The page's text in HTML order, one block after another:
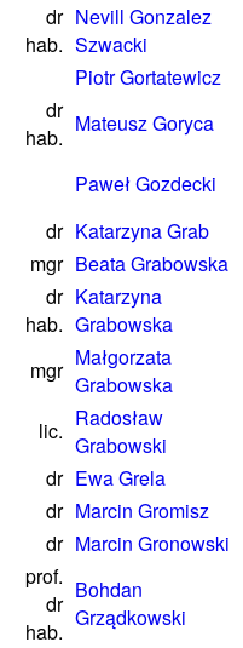
dr
hab.
Nevill Gonzalez
Szwacki
Piotr Gortatewicz
dr
hab.
Mateusz Goryca
Paweł Gozdecki
dr Katarzyna Grab
mgr Beata Grabowska
dr
hab.
Katarzyna
Grabowska
mgr Małgorzata
Grabowska
lic. Radosław
Grabowski
dr Ewa Grela
dr Marcin Gromisz
dr Marcin Gronowski
prof.
dr
hab.
Bohdan
Grządkowski